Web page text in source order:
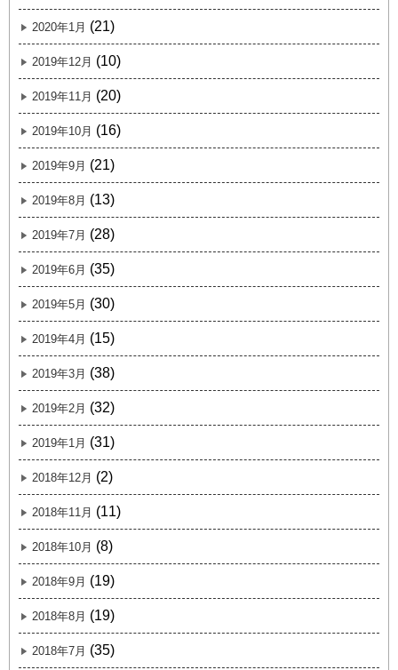
2020年1月 (21)
2019年12月 (10)
2019年11月 (20)
2019年10月 (16)
2019年9月 (21)
2019年8月 (13)
2019年7月 (28)
2019年6月 (35)
2019年5月 (30)
2019年4月 (15)
2019年3月 (38)
2019年2月 (32)
2019年1月 (31)
2018年12月 (2)
2018年11月 (11)
2018年10月 (8)
2018年9月 (19)
2018年8月 (19)
2018年7月 (35)